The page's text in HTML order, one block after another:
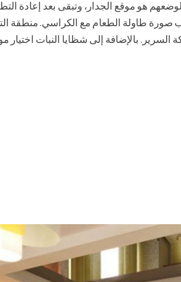
هو موقع الجدار، وتبقى بعد إعادة
صورة طاولة الطعام مع الكراسي. منطقة